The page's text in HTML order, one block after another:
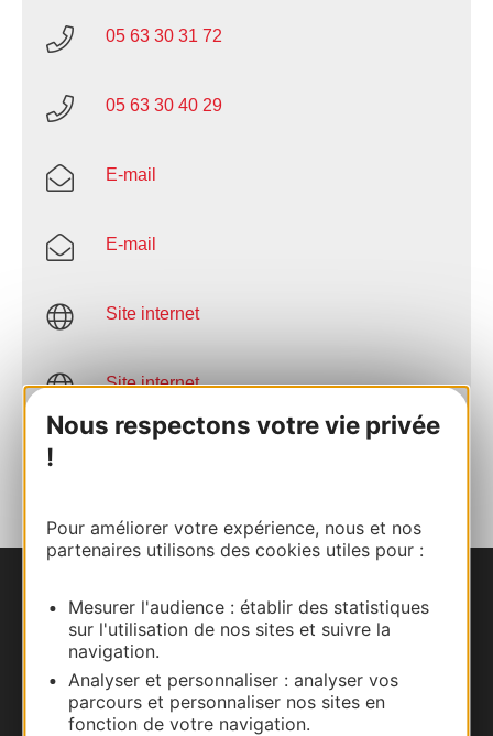
Nous respectons votre vie privée
!
Pour améliorer votre expérience, nous et nos
partenaires utilisons des cookies utiles pour :
Mesurer l'audience : établir des statistiques
sur l'utilisation de nos sites et suivre la
navigation.
Analyser et personnaliser : analyser vos
parcours et personnaliser nos sites en
fonction de votre navigation.
05 63 30 31 72
05 63 30 40 29
E-mail
E-mail
Site internet
Site internet
Nous contacter
Carte interactive
Documentation